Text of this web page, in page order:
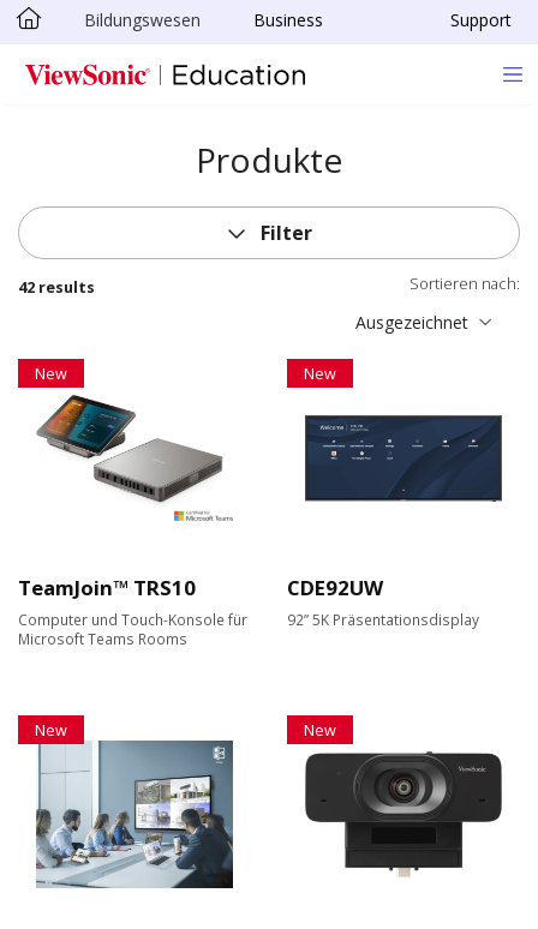
Skip to main content
Bildungswesen Business Support
Produkte
Filter
42 results Sortieren nach:
Ausgezeichnet
New
TeamJoin™ TRS10
Computer und Touch-Konsole für
Microsoft Teams Rooms
New
CDE92UW
92” 5K Präsentationsdisplay
New New